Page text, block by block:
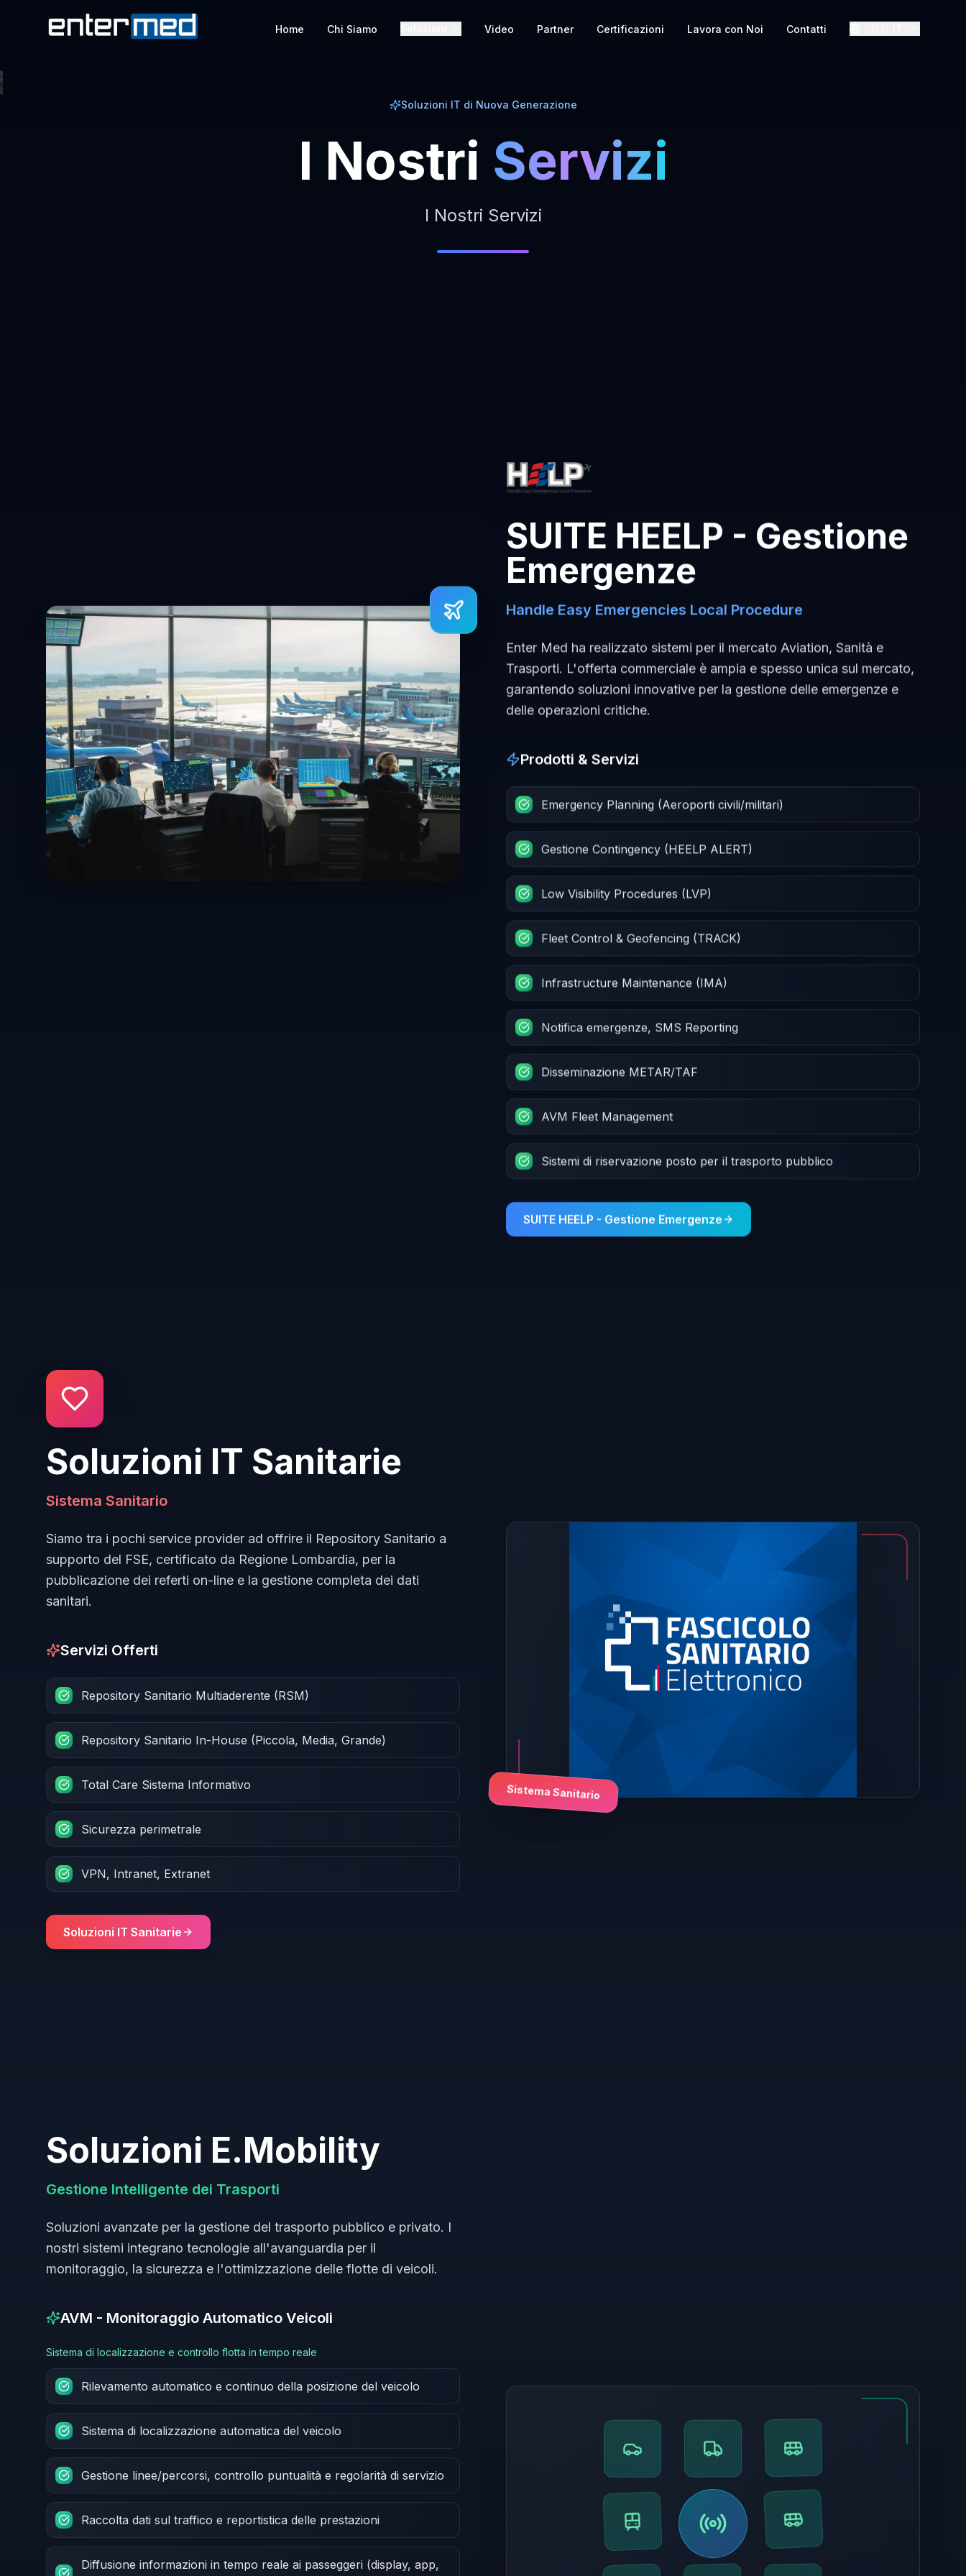
Home Chi Siamo Video Partner Certificazioni Lavora con Noi Contatti
Soluzioni IT di Nuova Generazione
I Nostri Servizi
I Nostri Servizi
SUITE HEELP - Gestione
Emergenze
Handle Easy Emergencies Local Procedure
Enter Med ha realizzato sistemi per il mercato Aviation, Sanità e
Trasporti. L'offerta commerciale è ampia e spesso unica sul mercato,
garantendo soluzioni innovative per la gestione delle emergenze e
delle operazioni critiche.
Prodotti & Servizi
Emergency Planning (Aeroporti civili/militari)
Gestione Contingency (HEELP ALERT)
Low Visibility Procedures (LVP)
Fleet Control & Geofencing (TRACK)
Infrastructure Maintenance (IMA)
Notifica emergenze, SMS Reporting
Disseminazione METAR/TAF
AVM Fleet Management
Sistemi di riservazione posto per il trasporto pubblico
SUITE HEELP - Gestione Emergenze
Soluzioni IT Sanitarie
Sistema Sanitario
Siamo tra i pochi service provider ad offrire il Repository Sanitario a
supporto del FSE, certificato da Regione Lombardia, per la
pubblicazione dei referti on-line e la gestione completa dei dati
sanitari.
Servizi Offerti
Repository Sanitario Multiaderente (RSM)
Repository Sanitario In-House (Piccola, Media, Grande)
Total Care Sistema Informativo
Sicurezza perimetrale
VPN, Intranet, Extranet
Soluzioni IT Sanitarie
Sistema Sanitario
Soluzioni E.Mobility
Gestione Intelligente dei Trasporti
Soluzioni avanzate per la gestione del trasporto pubblico e privato. I
nostri sistemi integrano tecnologie all'avanguardia per il
monitoraggio, la sicurezza e l'ottimizzazione delle flotte di veicoli.
AVM - Monitoraggio Automatico Veicoli
Sistema di localizzazione e controllo flotta in tempo reale
Rilevamento automatico e continuo della posizione del veicolo
Sistema di localizzazione automatica del veicolo
Gestione linee/percorsi, controllo puntualità e regolarità di servizio
Raccolta dati sul traffico e reportistica delle prestazioni
Diffusione informazioni in tempo reale ai passeggeri (display, app,